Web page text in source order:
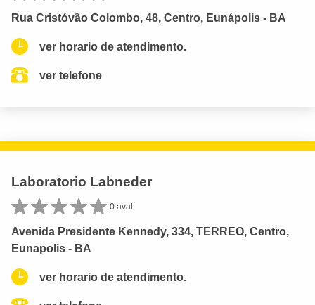
Rua Cristóvão Colombo, 48, Centro, Eunápolis - BA
ver horario de atendimento.
ver telefone
Laboratorio Labneder
0 aval.
Avenida Presidente Kennedy, 334, TERREO, Centro,
Eunapolis - BA
ver horario de atendimento.